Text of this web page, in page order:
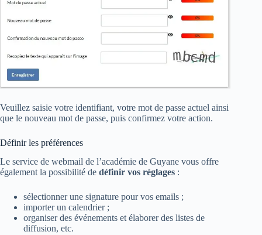
Veuillez saisie votre identifiant, votre mot de passe actuel ainsi
que le nouveau mot de passe, puis confirmez votre action.
Définir les préférences
Le service de webmail de l’académie de Guyane vous offre
également la possibilité de définir vos réglages :
sélectionner une signature pour vos emails ;
importer un calendrier ;
organiser des événements et élaborer des listes de
diffusion, etc.